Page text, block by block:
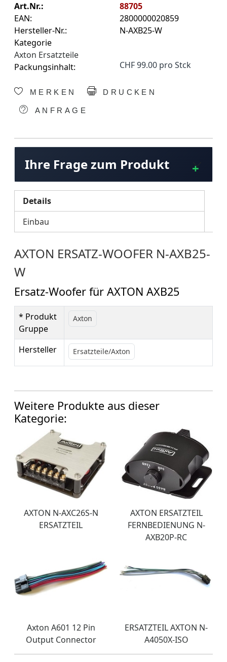
Art.Nr.:
88705
EAN:
2800000020859
Hersteller-Nr.:
N-AXB25-W
Kategorie
Axton Ersatzteile
Packungsinhalt:
CHF 99.00 pro Stck
MERKEN DRUCKEN
ANFRAGE
Ihre Frage zum Produkt
Details
Einbau
AXTON ERSATZ-WOOFER N-AXB25-
W
Ersatz-Woofer für AXTON AXB25
* Produkt
Gruppe
Axton
Hersteller Ersatzteile/Axton
Weitere Produkte aus dieser
Kategorie:
AXTON N-AXC26S-N
ERSATZTEIL
AXTON ERSATZTEIL
FERNBEDIENUNG N-
AXB20P-RC
Axton A601 12 Pin
Output Connector
ERSATZTEIL AXTON N-
A4050X-ISO